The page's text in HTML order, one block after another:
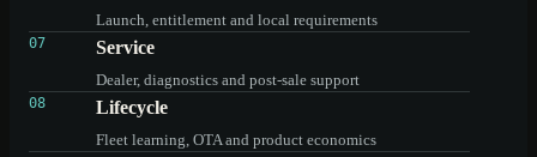
Launch, entitlement and local requirements
07 Service
Dealer, diagnostics and post-sale support
08 Lifecycle
Fleet learning, OTA and product economics